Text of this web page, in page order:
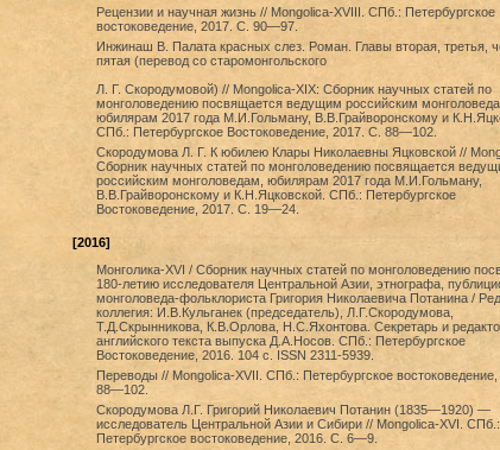
Рецензии и научная жизнь // Mongolica-XVIII. СПб.: Петербургское
востоковедение, 2017. С. 90—97.
Инжинаш В. Палата красных слез. Роман. Главы вторая, третья,
пятая (перевод со старомонгольского
Л. Г. Скородумовой) // Mongolica-XIX: Сборник научных статей по
монголоведению посвящается ведущим российским
юбилярам 2017 года М.И.Гольману, В.В.Грайворонскому и
СПб.: Петербургское Востоковедение, 2017. С. 88—102.
Скородумова Л. Г. К юбилею Клары Николаевны Яцковской //
Сборник научных статей по монголоведению посвящается
российским монголоведам, юбилярам 2017 года М.И.Гольману,
В.В.Грайворонскому и К.Н.Яцковской. СПб.: Петербургское
Востоковедение, 2017. С. 19—24.
[2016]
Монголика-XVI / Сборник научных статей по монголоведению
180-летию исследователя Центральной Азии, этнографа,
монголоведа-фольклориста Григория Николаевича Потанина / Ред.
коллегия: И.В.Кульганек (председатель), Л.Г.Скородумова,
Т.Д.Скрынникова, К.В.Орлова, Н.С.Яхонтова. Секретарь и
английского текста выпуска Д.А.Носов. СПб.: Петербургское
Востоковедение, 2016. 104 с. ISSN 2311-5939.
Переводы // Mongolica-XVII. СПб.: Петербургское востоковедение,
88—102.
Скородумова Л.Г. Григорий Николаевич Потанин (1835—1920) —
исследователь Центральной Азии и Сибири // Mongolica-XVI. СПб.:
Петербургское востоковедение, 2016. С. 6—9.